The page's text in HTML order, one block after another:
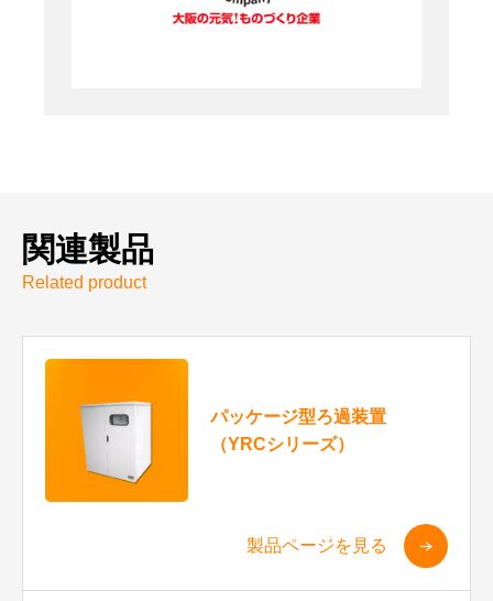
関連製品
Related product
パッケージ型ろ過装置
（YRCシリーズ）
製品ページを見る